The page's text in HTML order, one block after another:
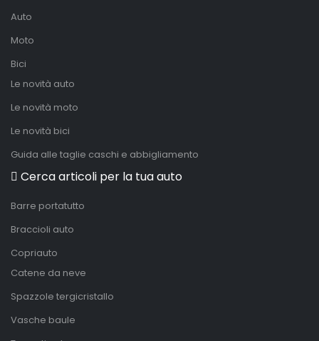
Auto
Moto
Bici
Le novità auto
Le novità moto
Le novità bici
Guida alle taglie caschi e abbigliamento
Cerca articoli per la tua auto
Barre portatutto
Braccioli auto
Copriauto
Catene da neve
Spazzole tergicristallo
Vasche baule